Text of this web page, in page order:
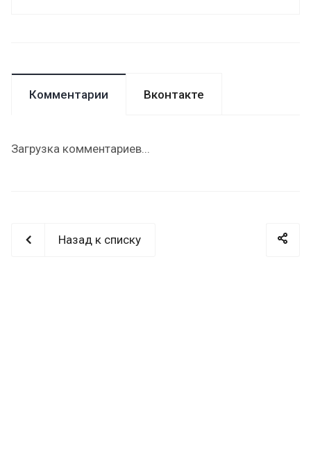
Комментарии Вконтакте
Загрузка комментариев...
Назад к списку